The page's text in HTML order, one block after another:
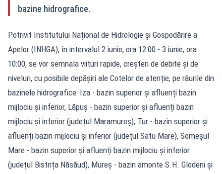
bazine hidrografice.
Potrivit Institutului Național de Hidrologie și Gospodărire a
Apelor (INHGA), în intervalul 2 iunie, ora 12:00 - 3 iunie, ora
10:00, se vor semnala viituri rapide, creșteri de debite și de
niveluri, cu posibile depășiri ale Cotelor de atenție, pe râurile din
bazinele hidrografice: Iza - bazin superior și afluenți bazin
mijlociu și inferior, Lăpuș - bazin superior și afluenți bazin
mijlociu și inferior (județul Maramureș), Tur - bazin superior și
afluenți bazin mijlociu și inferior (județul Satu Mare), Someșul
Mare - bazin superior și afluenți bazin mijlociu și inferior
(județul Bistrița Năsăud), Mureș - bazin amonte S.H. Glodeni și